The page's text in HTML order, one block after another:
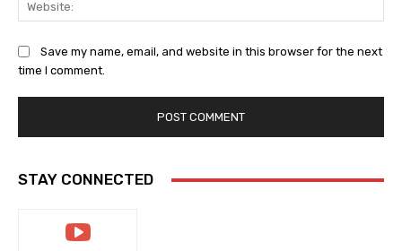
Save my name, email, and website in this browser for the next
time I comment.
STAY CONNECTED